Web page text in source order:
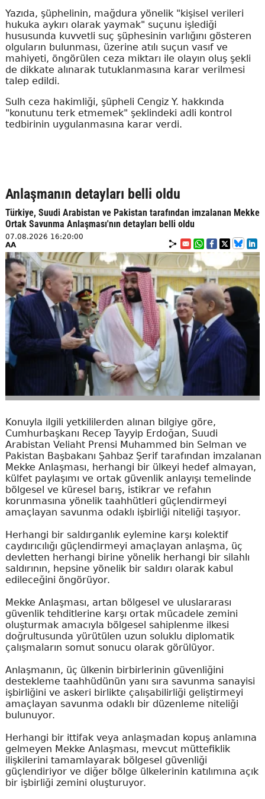
Yazıda, şüphelinin, mağdura yönelik "kişisel verileri
hukuka aykırı olarak yaymak" suçunu işlediği
hususunda kuvvetli suç şüphesinin varlığını gösteren
olguların bulunması, üzerine atılı suçun vasıf ve
mahiyeti, öngörülen ceza miktarı ile olayın oluş şekli
de dikkate alınarak tutuklanmasına karar verilmesi
talep edildi.
Sulh ceza hakimliği, şüpheli Cengiz Y. hakkında
"konutunu terk etmemek" şeklindeki adli kontrol
tedbirinin uygulanmasına karar verdi.
Anlaşmanın detayları belli oldu
Türkiye, Suudi Arabistan ve Pakistan tarafından imzalanan Mekke
Ortak Savunma Anlaşması'nın detayları belli oldu
07.08.2026 16:20:00
AA
Konuyla ilgili yetkililerden alınan bilgiye göre,
Cumhurbaşkanı Recep Tayyip Erdoğan, Suudi
Arabistan Veliaht Prensi Muhammed bin Selman ve
Pakistan Başbakanı Şahbaz Şerif tarafından imzalanan
Mekke Anlaşması, herhangi bir ülkeyi hedef almayan,
külfet paylaşımı ve ortak güvenlik anlayışı temelinde
bölgesel ve küresel barış, istikrar ve refahın
korunmasına yönelik taahhütleri güçlendirmeyi
amaçlayan savunma odaklı işbirliği niteliği taşıyor.
Herhangi bir saldırganlık eylemine karşı kolektif
caydırıcılığı güçlendirmeyi amaçlayan anlaşma, üç
devletten herhangi birine yönelik herhangi bir silahlı
saldırının, hepsine yönelik bir saldırı olarak kabul
edileceğini öngörüyor.
Mekke Anlaşması, artan bölgesel ve uluslararası
güvenlik tehditlerine karşı ortak mücadele zemini
oluşturmak amacıyla bölgesel sahiplenme ilkesi
doğrultusunda yürütülen uzun soluklu diplomatik
çalışmaların somut sonucu olarak görülüyor.
Anlaşmanın, üç ülkenin birbirlerinin güvenliğini
destekleme taahhüdünün yanı sıra savunma sanayisi
işbirliğini ve askeri birlikte çalışabilirliği geliştirmeyi
amaçlayan savunma odaklı bir düzenleme niteliği
bulunuyor.
Herhangi bir ittifak veya anlaşmadan kopuş anlamına
gelmeyen Mekke Anlaşması, mevcut müttefiklik
ilişkilerini tamamlayarak bölgesel güvenliği
güçlendiriyor ve diğer bölge ülkelerinin katılımına açık
bir işbirliği zemini oluşturuyor.